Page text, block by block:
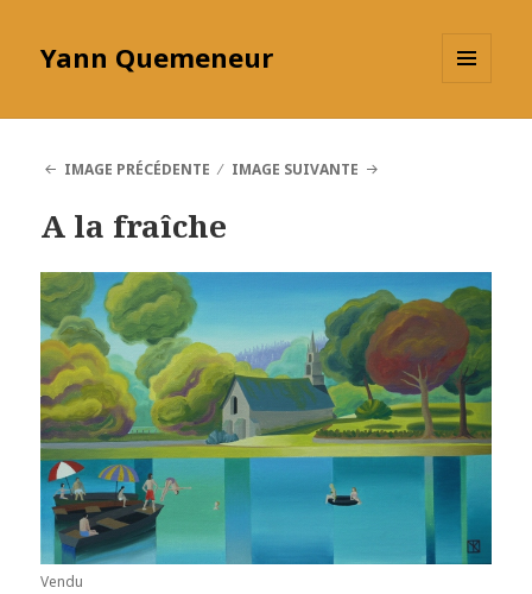
Yann Quemeneur
IMAGE PRÉCÉDENTE
IMAGE SUIVANTE
A la fraîche
Vendu